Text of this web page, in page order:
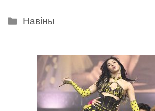
Categories
Навіны